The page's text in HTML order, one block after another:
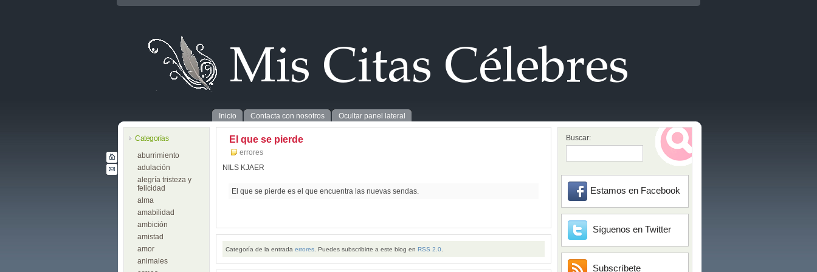
Inicio Contacta con nosotros Ocultar panel lateral
Categorías
aburrimiento
adulación
alegría tristeza y
felicidad
alma
amabilidad
ambición
amistad
amor
animales
El que se pierde
errores
NILS KJAER
El que se pierde es el que encuentra las nuevas sendas.
Categoría de la entrada errores . Puedes subscribirte a este blog en RSS 2.0
Buscar:
Estamos en Facebook
Síguenos en Twitter
Subscríbete